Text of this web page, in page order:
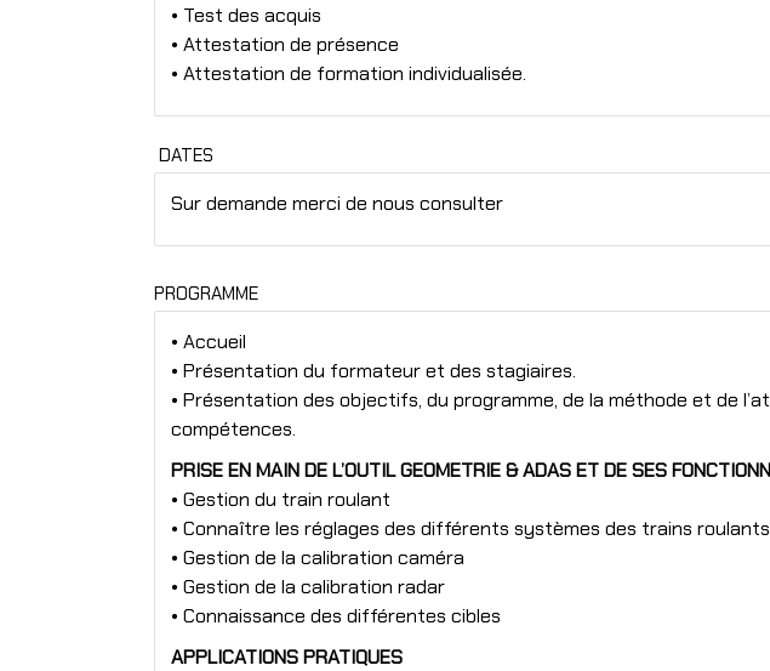
• Test des acquis
• Attestation de présence
• Attestation de formation individualisée.
DATES
Sur demande merci de nous consulter
PROGRAMME
• Accueil
• Présentation du formateur et des stagiaires.
• Présentation des objectifs, du programme, de la méthode et de
compétences.
PRISE EN MAIN DE L’OUTIL GEOMETRIE & ADAS ET DE SES
• Gestion du train roulant
• Connaître les réglages des différents systèmes des trains roulants
• Gestion de la calibration caméra
• Gestion de la calibration radar
• Connaissance des différentes cibles
APPLICATIONS PRATIQUES